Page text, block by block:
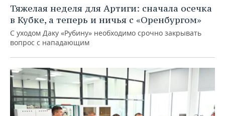
Тяжелая неделя для Артиги: сначала осечка
в Кубке, а теперь и ничья с «Оренбургом»
С уходом Даку «Рубину» необходимо срочно закрывать
вопрос с нападающим